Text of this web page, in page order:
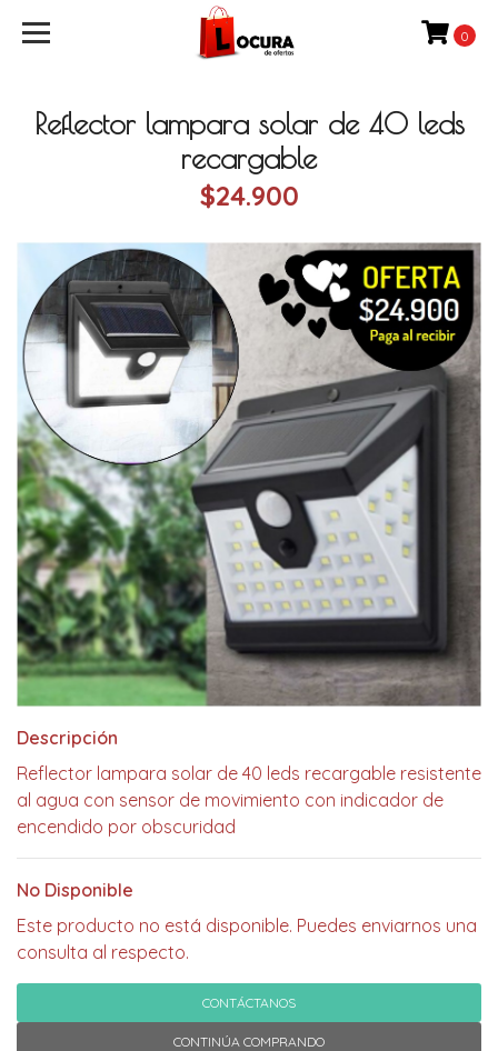
0
Reflector lampara solar de 40 leds
recargable
$24.900
Descripción
Reflector lampara solar de 40 leds recargable resistente
al agua con sensor de movimiento con indicador de
encendido por obscuridad
No Disponible
Este producto no está disponible. Puedes enviarnos una
consulta al respecto.
CONTÁCTANOS
CONTINÚA COMPRANDO